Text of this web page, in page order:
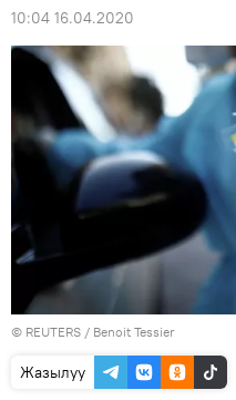
10:04 16.04.2020
© REUTERS / Benoit Tessier
Жазылуу